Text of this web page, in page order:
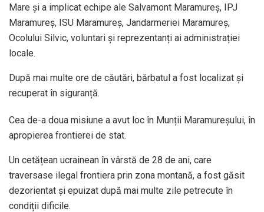
Mare și a implicat echipe ale Salvamont Maramureș, IPJ
Maramureș, ISU Maramureș, Jandarmeriei Maramureș,
Ocolului Silvic, voluntari și reprezentanți ai administrației
locale.
După mai multe ore de căutări, bărbatul a fost localizat și
recuperat în siguranță.
Cea de-a doua misiune a avut loc în Munții Maramureșului, în
apropierea frontierei de stat.
Un cetățean ucrainean în vârstă de 28 de ani, care
traversase ilegal frontiera prin zona montană, a fost găsit
dezorientat și epuizat după mai multe zile petrecute în
condiții dificile.